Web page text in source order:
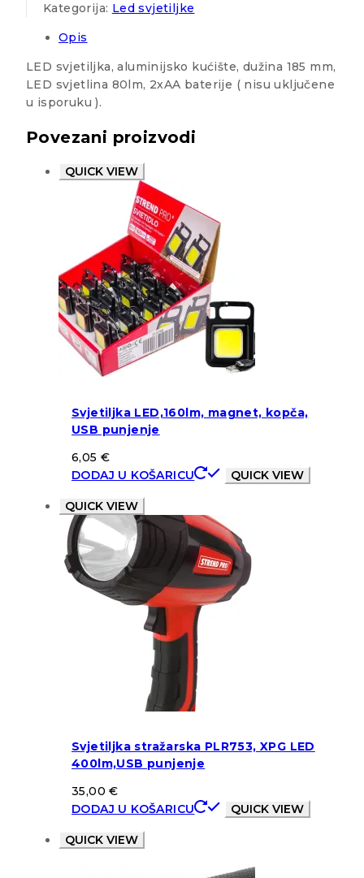
Kategorija: Led svjetiljke
Opis
LED svjetiljka, aluminijsko kućište, dužina 185 mm,
LED svjetlina 80lm, 2xAA baterije ( nisu uključene
u isporuku ).
Povezani proizvodi
QUICK VIEW
Svjetiljka LED,160lm, magnet, kopča,
USB punjenje
6,05 €
DODAJ U KOŠARICU
QUICK VIEW
QUICK VIEW
Svjetiljka stražarska PLR753, XPG LED
400lm,USB punjenje
35,00€
DODAJ U KOŠARICU
QUICK VIEW
QUICK VIEW